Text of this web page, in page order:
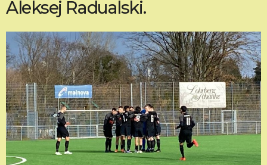
Aleksej Radualski.